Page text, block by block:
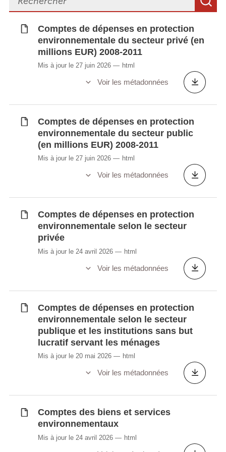
Dépenses nationales en protection
environnementale par objectif et types de
dépenses
Emploi culturel dans l'emploi total (en %)
Emploi dans l'économie sociale et solidaire
Emploi dans les industries du tourisme
catégorie en ETP
Emplois liés aux biens et services
environnementaux
Importations et exportations totales (en
1000 EUR) de produits culturels selon la
Nomenclature Combinée par groupe de
Offre intérieure totale et consommation du
tourisme intérieur par produit
Production et valeur ajoutée de l'économie
sportive par catégorie (en millions EUR)
Production et valeur ajoutée par domaine
culturel (en millions EUR)
protection environnementale par fonction et
charactéristiques économiques 2008-2011
Production nationale de services en
protection environnementale par objectif et
charactéristiques économiques
Séquence des comptes de l'économie
sociale et solidaire (mio. EUR)
Tableau de bord de l'économie verte et des
empreintes environnementales
Taxes environnementales (en millions
EUR)
Transferts environnementaux
Comptes de dépenses en protection
environnementale du secteur privé (en
millions EUR) 2008-2011
Mis à jour le 27 juin 2026 html
Voir les métadonnées
Comptes de dépenses en protection
environnementale du secteur public
(en millions EUR) 2008-2011
Mis à jour le 27 juin 2026 html
Voir les métadonnées
Comptes de dépenses en protection
environnementale selon le secteur
privée
Mis à jour le 24 avril 2026 html
Voir les métadonnées
Comptes de dépenses en protection
environnementale selon le secteur
publique et les institutions sans but
lucratif servant les ménages
Mis à jour le 20 mai 2026 html
Voir les métadonnées
Comptes des biens et services
environnementaux
Mis à jour le 24 avril 2026 html